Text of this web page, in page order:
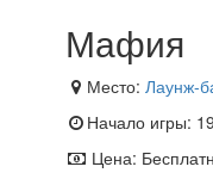
Мафия
Место: Лаунж-
Начало игры:
Цена: